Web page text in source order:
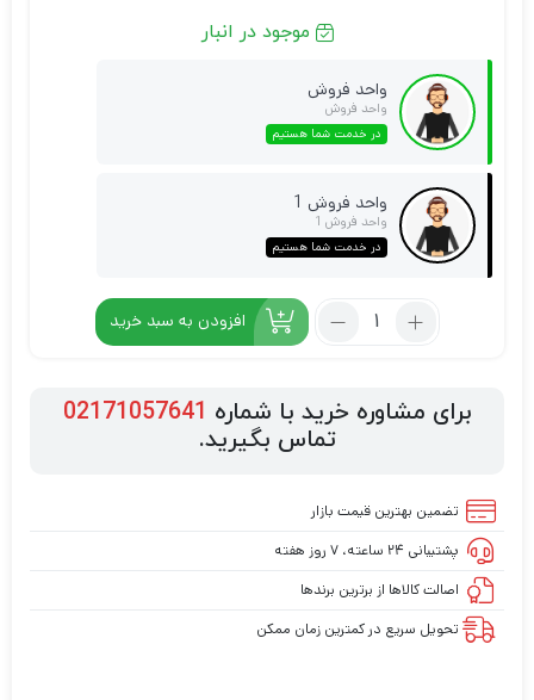
موجود در انبار
واحد فروش
واحد فروش
در خدمت شما هستیم
واحد فروش 1
واحد فروش 1
در خدمت شما هستیم
افزودن به سبد خرید
برای مشاوره خرید با شماره 02171057641
تماس بگیرید.
تضمین بهترین قیمت بازار
پشتیبانی ۲۴ ساعته، ۷ روز هفته
اصالت کالاها از برترین برندها
تحویل سریع در کمترین زمان ممکن